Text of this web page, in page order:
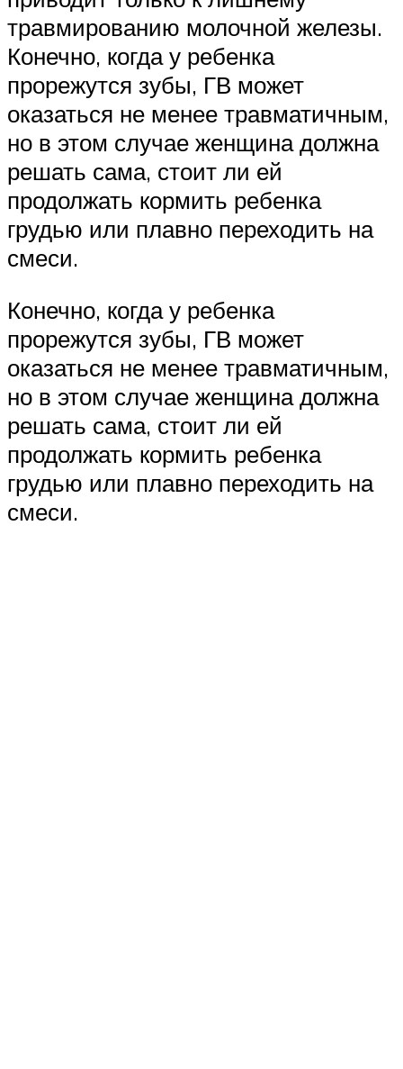
травмированию молочной железы.
Конечно, когда у ребенка
прорежутся зубы, ГВ может
оказаться не менее травматичным,
но в этом случае женщина должна
решать сама, стоит ли ей
продолжать кормить ребенка
грудью или плавно переходить на
смеси.
Конечно, когда у ребенка
прорежутся зубы, ГВ может
оказаться не менее травматичным,
но в этом случае женщина должна
решать сама, стоит ли ей
продолжать кормить ребенка
грудью или плавно переходить на
смеси.